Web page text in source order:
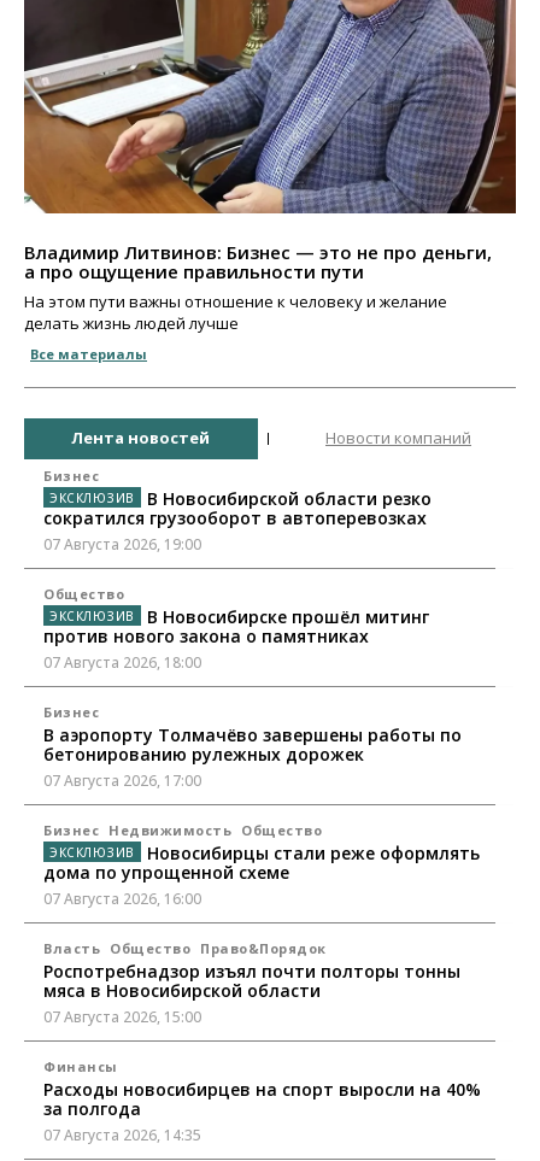
Владимир Литвинов: Бизнес — это не про деньги,
а про ощущение правильности пути
На этом пути важны отношение к человеку и желание
делать жизнь людей лучше
Все материалы
Лента новостей Новости компаний
Бизнес
В Новосибирской области резко
сократился грузооборот в автоперевозках
07 Августа 2026, 19:00
Общество
В Новосибирске прошёл митинг
против нового закона о памятниках
07 Августа 2026, 18:00
Бизнес
В аэропорту Толмачёво завершены работы по
бетонированию рулежных дорожек
07 Августа 2026, 17:00
Бизнес Недвижимость Общество
Новосибирцы стали реже оформлять
дома по упрощенной схеме
07 Августа 2026, 16:00
Власть Общество Право&Порядок
Роспотребнадзор изъял почти полторы тонны
мяса в Новосибирской области
07 Августа 2026, 15:00
Финансы
Расходы новосибирцев на спорт выросли на 40%
за полгода
07 Августа 2026, 14:35